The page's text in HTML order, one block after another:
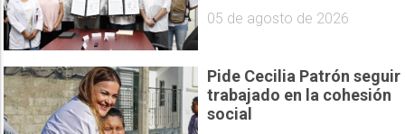
05 de agosto de 2026
Pide Cecilia Patrón seguir
trabajado en la cohesión
social